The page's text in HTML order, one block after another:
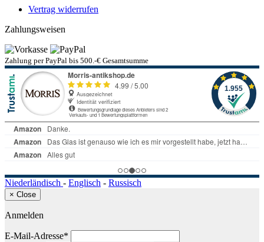
Vertrag widerrufen
Zahlungsweisen
Zahlung per PayPal bis 500.-€ Gesamtsumme
Niederländisch - Englisch - Russisch
× Close
Anmelden
E-Mail-Adresse*